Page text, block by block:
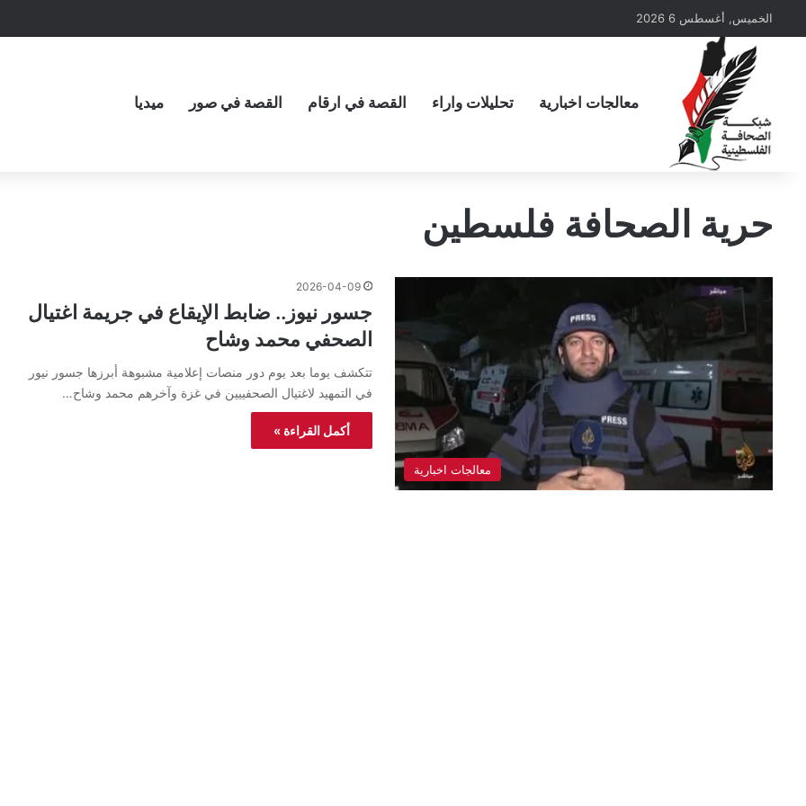
الخميس, أغسطس 6 2026
معالجات اخبارية تحليلات واراء القصة في ارقام القصة في صور ميديا
حرية الصحافة فلسطين
معالجات اخبارية
2026-04-09
جسور نيوز.. ضابط الإيقاع في جريمة اغتيال
الصحفي محمد وشاح
تتكشف يوما بعد يوم دور منصات إعلامية مشبوهة أبرزها جسور نيور
في التمهيد لاغتيال الصحفييين في غزة وآخرهم محمد وشاح…
أكمل القراءة »